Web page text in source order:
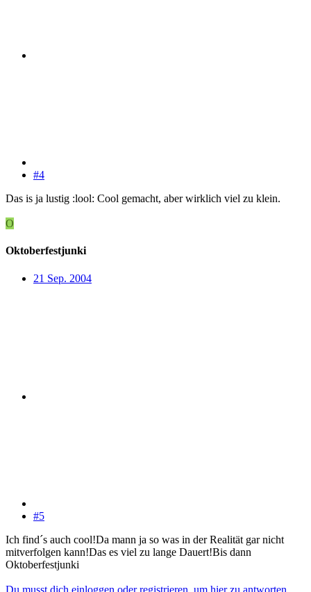
#4
Das is ja lustig :lool: Cool gemacht, aber wirklich viel zu klein.
O
Oktoberfestjunki
21 Sep. 2004
#5
Ich find´s auch cool!Da mann ja so was in der Realität gar nicht
mitverfolgen kann!Das es viel zu lange Dauert!Bis dann
Oktoberfestjunki
Du musst dich einloggen oder registrieren, um hier zu antworten.